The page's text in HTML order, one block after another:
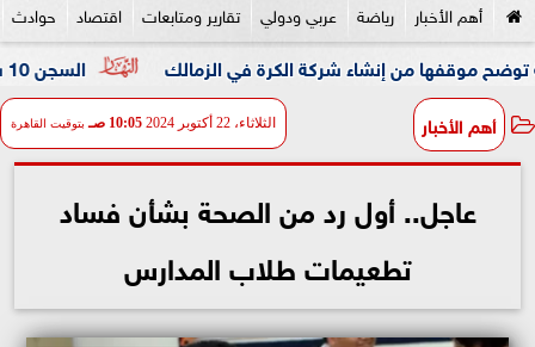
أهم الأخبار رياضة عربي ودولي تقارير ومتابعات اقتصاد حوادث
السجن 10 سنوات للمتهم في القضية المعروفة بمستريح البيض من إنشاء شركة الكرة في الزمالك
أهم الأخبار الثلاثاء، 22 أكتوبر 2024 10:05 صـ بتوقيت القاهرة
عاجل.. أول رد من الصحة بشأن فساد
تطعيمات طلاب المدارس